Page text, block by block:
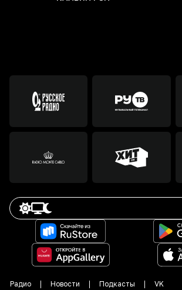
Радио Новости Подкасты VK